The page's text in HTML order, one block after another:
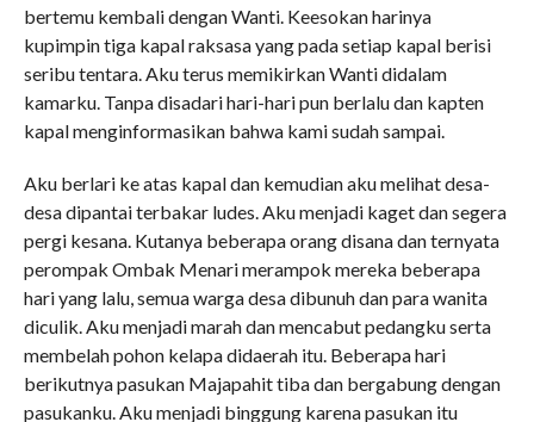
bertemu kembali dengan Wanti. Keesokan harinya
kupimpin tiga kapal raksasa yang pada setiap kapal berisi
seribu tentara. Aku terus memikirkan Wanti didalam
kamarku. Tanpa disadari hari-hari pun berlalu dan kapten
kapal menginformasikan bahwa kami sudah sampai.
Aku berlari ke atas kapal dan kemudian aku melihat desa-
desa dipantai terbakar ludes. Aku menjadi kaget dan segera
pergi kesana. Kutanya beberapa orang disana dan ternyata
perompak Ombak Menari merampok mereka beberapa
hari yang lalu, semua warga desa dibunuh dan para wanita
diculik. Aku menjadi marah dan mencabut pedangku serta
membelah pohon kelapa didaerah itu. Beberapa hari
berikutnya pasukan Majapahit tiba dan bergabung dengan
pasukanku. Aku menjadi binggung karena pasukan itu